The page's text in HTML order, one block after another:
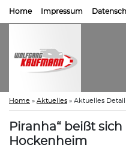
Home Impressum
Home » Aktuelles » Aktuelles Detail
Piranha“ beißt
Hockenheim